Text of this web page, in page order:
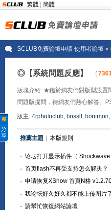
繁體 簡體
SCLUB免費論壇申請-使用者論壇»
◎【系統問題反應】 [
版塊介紹: ★鑑於網友們對版型設置
問題版提問，待網友們熱心解答。
版主: 4rphotoclub, bossll , bonimon,
推薦主題 本版規則
论坛打开显示插件（
复？首页flash不再受支持怎么解决？
申请恢复XShow 首頁N格
我论坛好久好久都不能上传图片
請幫忙恢復網站論壇